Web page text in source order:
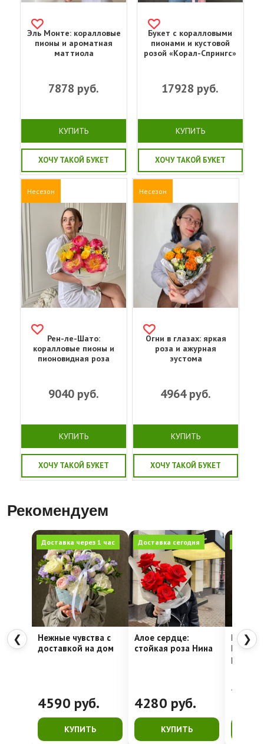
Эль Монте: коралловые
пионы и ароматная
маттиола
7878 руб.
КУПИТЬ
ХОЧУ ТАКОЙ БУКЕТ
Букет с коралловыми
пионами и кустовой
розой «Корал-Спрингс»
17928 руб.
КУПИТЬ
ХОЧУ ТАКОЙ БУКЕТ
Несезон
Рен-ле-Шато:
коралловые пионы и
пионовидная роза
9040 руб.
КУПИТЬ
ХОЧУ ТАКОЙ БУКЕТ
Несезон
Огни в глазах: яркая
роза и ажурная
эустома
4964руб.
КУПИТЬ
ХОЧУ ТАКОЙ БУКЕТ
Рекомендуем
❮
Доставка через 1 час
Нежные чувства с
доставкой на дом
4590 руб.
КУПИТЬ
Доставка сегодня
Алое сердце:
стойкая роза Нина
4280 руб.
КУПИТЬ
Недели
4762
❯